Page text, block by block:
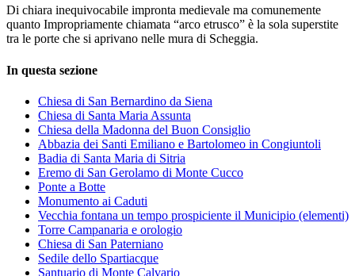
Di chiara inequivocabile impronta medievale ma comunemente
quanto Impropriamente chiamata “arco etrusco” è la sola superstite
tra le porte che si aprivano nelle mura di Scheggia.
In questa sezione
Chiesa di San Bernardino da Siena
Chiesa di Santa Maria Assunta
Chiesa della Madonna del Buon Consiglio
Abbazia dei Santi Emiliano e Bartolomeo in Congiuntoli
Badia di Santa Maria di Sitria
Eremo di San Gerolamo di Monte Cucco
Ponte a Botte
Monumento ai Caduti
Vecchia fontana un tempo prospiciente il Municipio (elementi)
Torre Campanaria e orologio
Chiesa di San Paterniano
Sedile dello Spartiacque
Santuario di Monte Calvario